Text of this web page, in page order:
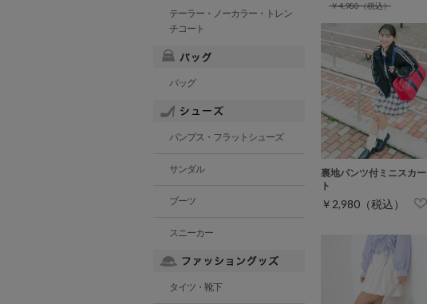
￥4,980（税込）
裏地パンツ付ミニスカー
ト
￥2,980（税込）
テーラー・ノーカラー・トレン
チコート
バッグ
パンプス・フラットシューズ
サンダル
ブーツ
スニーカー
タイツ・靴下